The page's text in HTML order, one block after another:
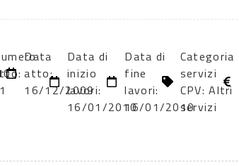
Data
atto:
16/12/2009
Data di
inizio
lavori:
16/01/2010
Data di
fine
lavori:
16/01/2010
Categoria
servizi
CPV: Altri
servizi